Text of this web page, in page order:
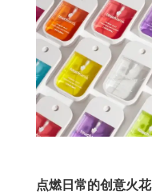
点燃日常的创意火花